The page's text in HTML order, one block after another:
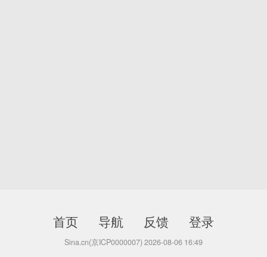
首页 导航 反馈 登录
Sina.cn(京ICP0000007) 2026-08-06 16:49